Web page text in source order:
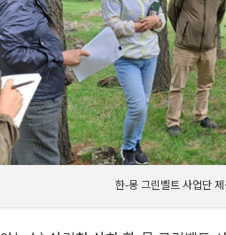
한-몽 그린벨트 사업단